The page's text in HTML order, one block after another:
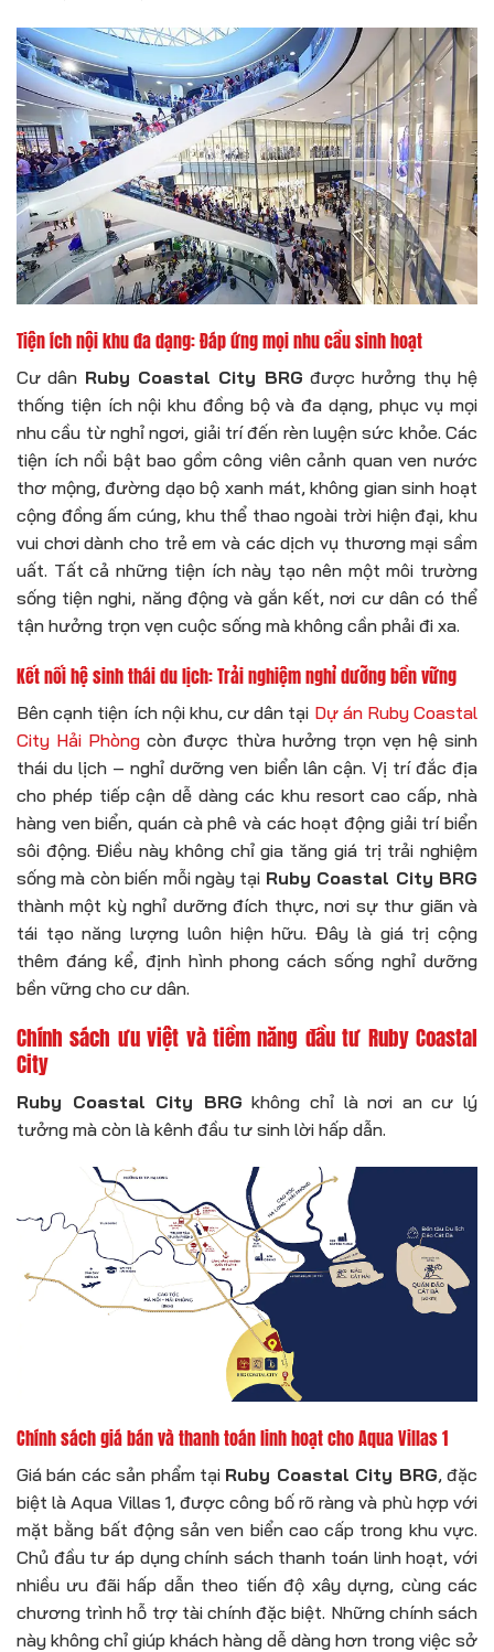
Tiện ích nội khu đa dạng: Đáp ứng mọi nhu cầu sinh hoạt
Cư dân Ruby Coastal City BRG được hưởng thụ hệ
thống tiện ích nội khu đồng bộ và đa dạng, phục vụ mọi
nhu cầu từ nghỉ ngơi, giải trí đến rèn luyện sức khỏe. Các
tiện ích nổi bật bao gồm công viên cảnh quan ven nước
thơ mộng, đường dạo bộ xanh mát, không gian sinh hoạt
cộng đồng ấm cúng, khu thể thao ngoài trời hiện đại, khu
vui chơi dành cho trẻ em và các dịch vụ thương mại sầm
uất. Tất cả những tiện ích này tạo nên một môi trường
sống tiện nghi, năng động và gắn kết, nơi cư dân có thể
tận hưởng trọn vẹn cuộc sống mà không cần phải đi xa.
Kết nối hệ sinh thái du lịch: Trải nghiệm nghỉ dưỡng bền vững
Bên cạnh tiện ích nội khu, cư dân tại Dự án Ruby Coastal
City Hải Phòng còn được thừa hưởng trọn vẹn hệ sinh
thái du lịch – nghỉ dưỡng ven biển lân cận. Vị trí đắc địa
cho phép tiếp cận dễ dàng các khu resort cao cấp, nhà
hàng ven biển, quán cà phê và các hoạt động giải trí biển
sôi động. Điều này không chỉ gia tăng giá trị trải nghiệm
sống mà còn biến mỗi ngày tại Ruby Coastal City BRG
thành một kỳ nghỉ dưỡng đích thực, nơi sự thư giãn và
tái tạo năng lượng luôn hiện hữu. Đây là giá trị cộng
thêm đáng kể, định hình phong cách sống nghỉ dưỡng
bền vững cho cư dân.
Chính sách ưu việt và tiềm năng đầu tư Ruby Coastal
City
Ruby Coastal City BRG không chỉ là nơi an cư lý
tưởng mà còn là kênh đầu tư sinh lời hấp dẫn.
Chính sách giá bán và thanh toán linh hoạt cho Aqua Villas 1
Giá bán các sản phẩm tại Ruby Coastal City BRG, đặc
biệt là Aqua Villas 1, được công bố rõ ràng và phù hợp với
mặt bằng bất động sản ven biển cao cấp trong khu vực.
Chủ đầu tư áp dụng chính sách thanh toán linh hoạt, với
nhiều ưu đãi hấp dẫn theo tiến độ xây dựng, cùng các
chương trình hỗ trợ tài chính đặc biệt. Những chính sách
này không chỉ giúp khách hàng dễ dàng hơn trong việc sở